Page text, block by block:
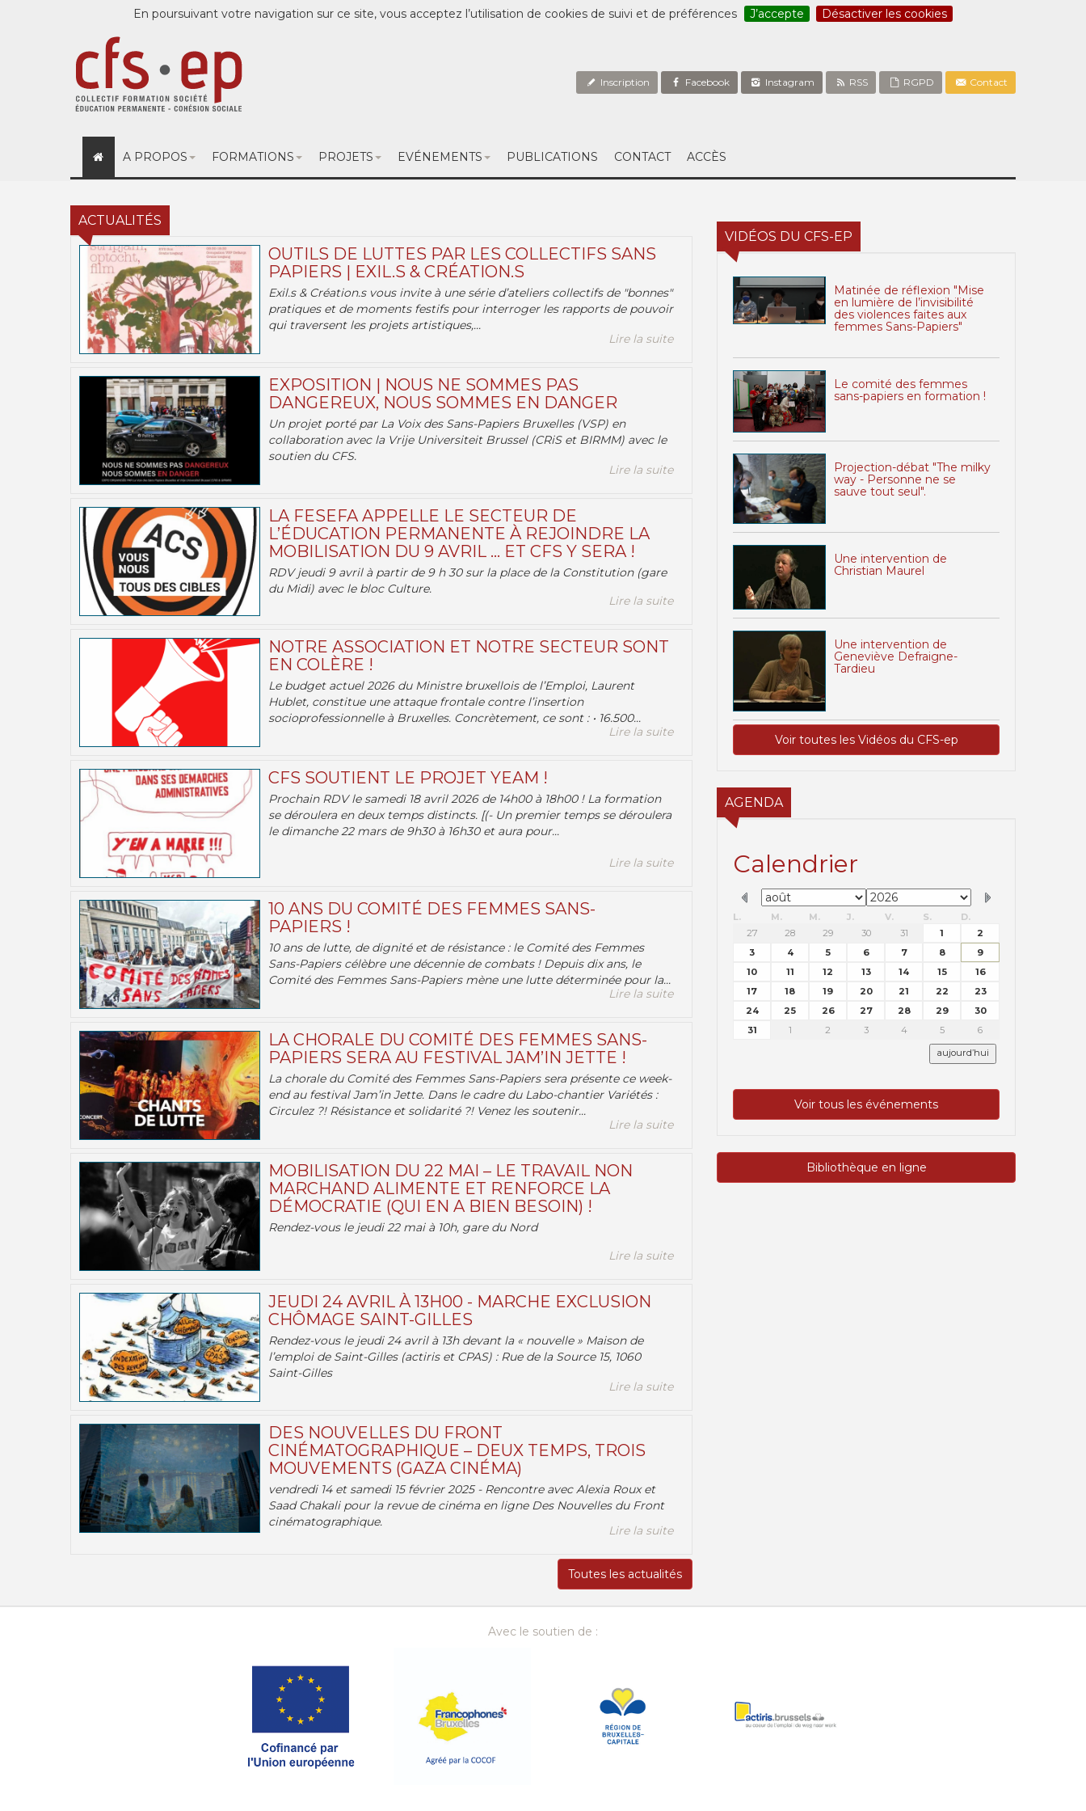
En poursuivant votre navigation sur ce site, vous acceptez l’utilisation de cookies de suivi et de préférences J’accepte Désactiver les cookies
Inscription Facebook Instagram RSS RGPD Contact
A PROPOS FORMATIONS PROJETS EVÉNEMENTS PUBLICATIONS CONTACT ACCÈS
ACTUALITÉS
OUTILS DE LUTTES PAR LES COLLECTIFS SANS
PAPIERS | EXIL.S & CRÉATION.S
Exil.s & Création.s vous invite à une série d’ateliers collectifs de "bonnes"
pratiques et de moments festifs pour interroger les rapports de pouvoir
qui traversent les projets artistiques,...
Lire la suite
EXPOSITION | NOUS NE SOMMES PAS
DANGEREUX, NOUS SOMMES EN DANGER
Un projet porté par La Voix des Sans-Papiers Bruxelles (VSP) en
collaboration avec la Vrije Universiteit Brussel (CRiS et BIRMM) avec le
soutien du CFS.
Lire la suite
LA FESEFA APPELLE LE SECTEUR DE
L’ÉDUCATION PERMANENTE À REJOINDRE LA
MOBILISATION DU 9 AVRIL … ET CFS Y SERA !
RDV jeudi 9 avril à partir de 9 h 30 sur la place de la Constitution (gare
du Midi) avec le bloc Culture.
Lire la suite
NOTRE ASSOCIATION ET NOTRE SECTEUR SONT
EN COLÈRE !
Le budget actuel 2026 du Ministre bruxellois de l’Emploi, Laurent
Hublet, constitue une attaque frontale contre l’insertion
socioprofessionnelle à Bruxelles. Concrètement, ce sont : • 16.500...
Lire la suite
CFS SOUTIENT LE PROJET YEAM !
Prochain RDV le samedi 18 avril 2026 de 14h00 à 18h00 ! La formation
se déroulera en deux temps distincts. [(- Un premier temps se déroulera
le dimanche 22 mars de 9h30 à 16h30 et aura pour...
Lire la suite
10 ANS DU COMITÉ DES FEMMES SANS-
PAPIERS !
10 ans de lutte, de dignité et de résistance : le Comité des Femmes
Sans-Papiers célèbre une décennie de combats ! Depuis dix ans, le
Comité des Femmes Sans-Papiers mène une lutte déterminée pour la...
Lire la suite
LA CHORALE DU COMITÉ DES FEMMES SANS-
PAPIERS SERA AU FESTIVAL JAM’IN JETTE !
La chorale du Comité des Femmes Sans-Papiers sera présente ce week-
end au festival Jam’in Jette. Dans le cadre du Labo-chantier Variétés :
Circulez ?! Résistance et solidarité ?! Venez les soutenir...
Lire la suite
MOBILISATION DU 22 MAI – LE TRAVAIL NON
MARCHAND ALIMENTE ET RENFORCE LA
DÉMOCRATIE (QUI EN A BIEN BESOIN) !
Rendez-vous le jeudi 22 mai à 10h, gare du Nord
Lire la suite
JEUDI 24 AVRIL À 13H00 - MARCHE EXCLUSION
CHÔMAGE SAINT-GILLES
Rendez-vous le jeudi 24 avril à 13h devant la « nouvelle » Maison de
l’emploi de Saint-Gilles (actiris et CPAS) : Rue de la Source 15, 1060
Saint-Gilles
Lire la suite
DES NOUVELLES DU FRONT
CINÉMATOGRAPHIQUE – DEUX TEMPS, TROIS
MOUVEMENTS (GAZA CINÉMA)
vendredi 14 et samedi 15 février 2025 - Rencontre avec Alexia Roux et
Saad Chakali pour la revue de cinéma en ligne Des Nouvelles du Front
cinématographique.
Lire la suite
Toutes les actualités
VIDÉOS DU CFS-EP
Matinée de réflexion "Mise
en lumière de l’invisibilité
des violences faites aux
femmes Sans-Papiers"
Le comité des femmes
sans-papiers en formation !
Projection-débat "The milky
way - Personne ne se
sauve tout seul".
Une intervention de
Christian Maurel
Une intervention de
Geneviève Defraigne-
Tardieu
Voir toutes les Vidéos du CFS-ep
AGENDA
Calendrier
L. M. M. J. V. S.
D.
27
28 29 30 31 1
2
3
4 5 6 7 8
9
10
11 12 13 14 15
16
17
18 19 20 21 22
23
24
25 26 27 28 29
30
31
1 2 3 4 5 6
aujourd’hui
Voir tous les événements
Bibliothèque en ligne
Avec le soutien de :